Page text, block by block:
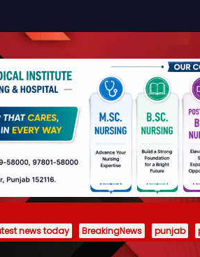
news today BreakingNews punjab